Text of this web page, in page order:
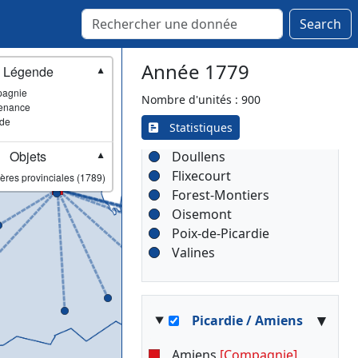
Search
Légende
▼
Objets
▼
provinciales (1789)
Année 1779
Nombre d'unités : 900
Statistiques
Picardie / Abbeville
Abbeville[Lieutenance]
Abbeville
Abbeville
Doullens
Flixecourt
Forest-Montiers
Oisemont
Poix-de-Picardie
Valines
Picardie / Amiens ▾